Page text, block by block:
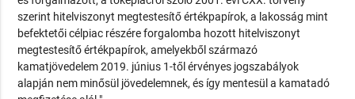
szerint hitelviszonyt megtestesítő értékpapírok, a lakosság mint
befektetői célpiac részére forgalomba hozott hitelviszonyt
megtestesítő értékpapírok, amelyekből származó
kamatjövedelem 2019. június 1-től érvényes jogszabályok
alapján nem minősül jövedelemnek, és így mentesül a kamatadó